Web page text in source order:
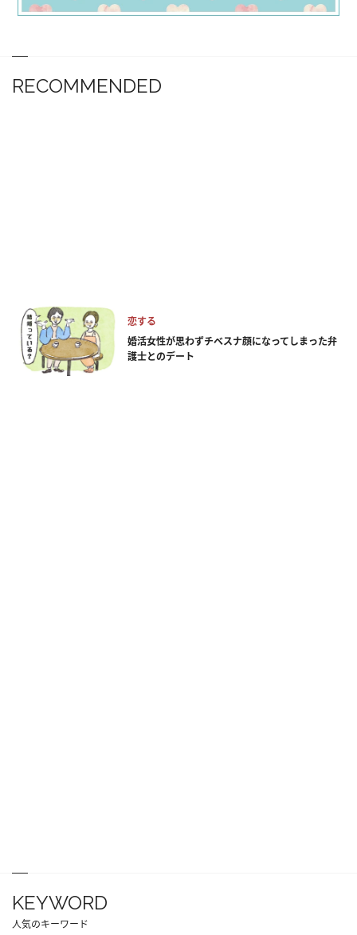
RECOMMENDED
恋する
婚活女性が思わずチベスナ顔になってしまった弁
護士とのデート
KEYWORD
人気のキーワード